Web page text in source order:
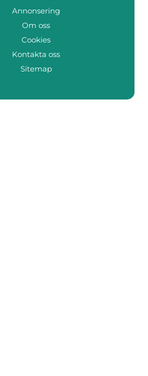
Annonsering
Om oss
Cookies
Kontakta oss
Sitemap